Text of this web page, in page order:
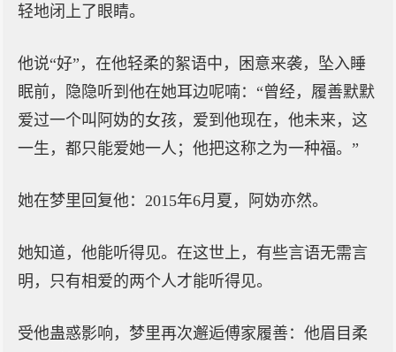
轻地闭上了眼睛。
他说“好”，在他轻柔的絮语中，困意来袭，坠入睡
眠前，隐隐听到他在她耳边呢喃：“曾经，履善默默
爱过一个叫阿妫的女孩，爱到他现在，他未来，这
一生，都只能爱她一人；他把这称之为一种福。”
她在梦里回复他：2015年6月夏，阿妫亦然。
她知道，他能听得见。在这世上，有些言语无需言
明，只有相爱的两个人才能听得见。
受他蛊惑影响，梦里再次邂逅傅家履善：他眉目柔